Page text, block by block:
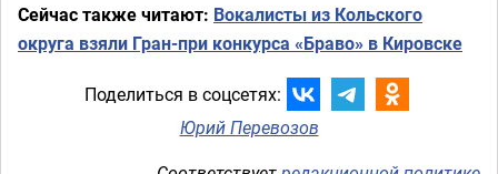
Сейчас также читают: Вокалисты из Кольского
округа взяли Гран-при конкурса «Браво» в Кировске
Поделиться в соцсетях:
Юрий Перевозов